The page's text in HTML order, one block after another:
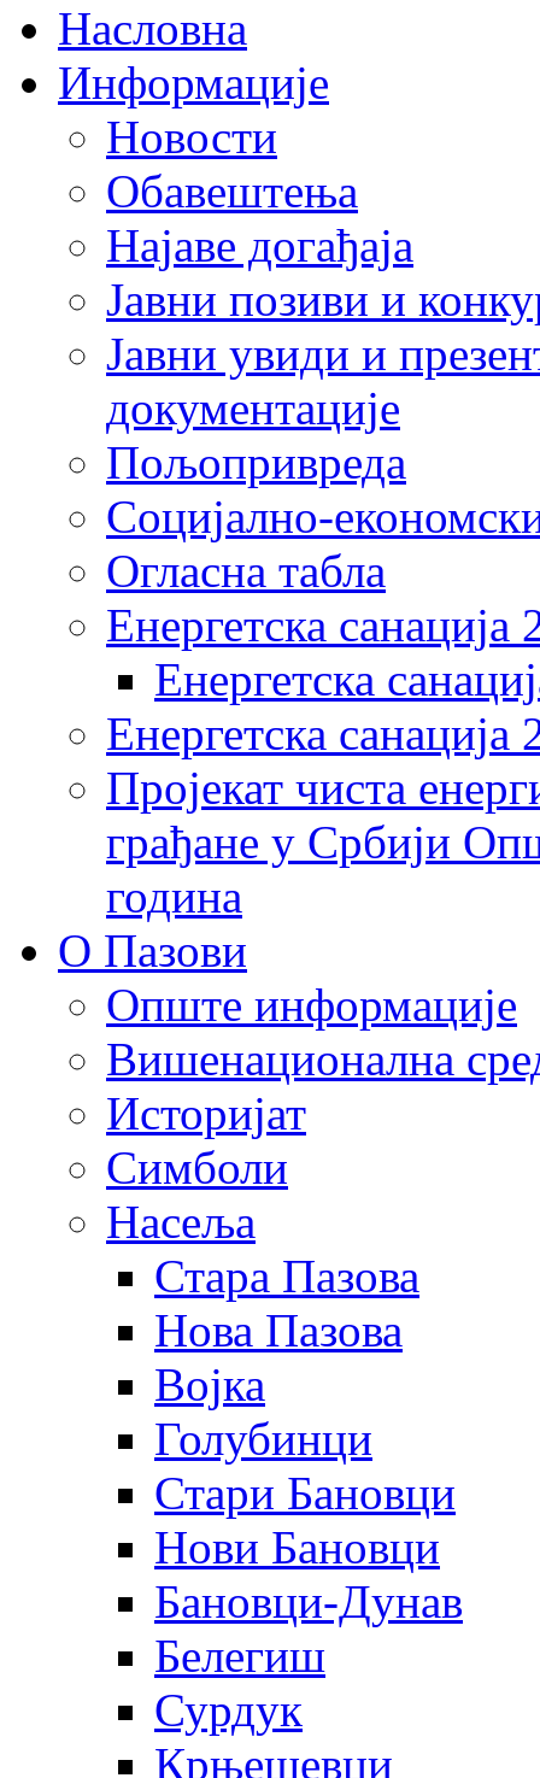
Насловна
Информације
Новости
Обавештења
Најаве догађаја
Јавни позиви и
Јавни увиди и
документације
Пољопривреда
Социјално-
Огласна табла
Енергетска санација
Енергетска
Енергетска
Пројекат чиста
грађане у Србији
година
О Пазови
Опште информације
Вишенационална
Историјат
Симболи
Насеља
Стара Пазова
Нова Пазова
Војка
Голубинци
Стари Бановци
Нови Бановци
Бановци-Дунав
Белегиш
Сурдук
Крњешевци